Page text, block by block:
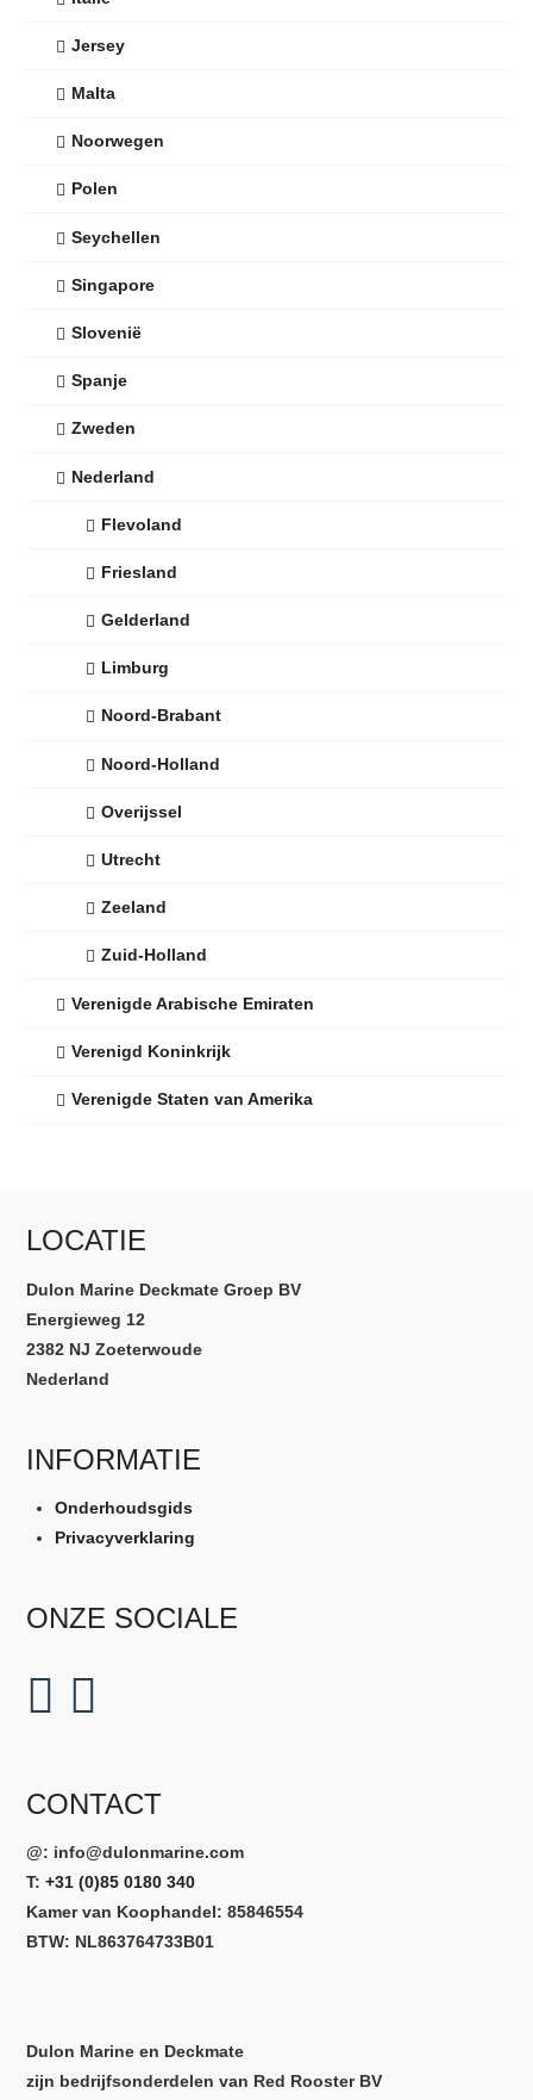
Jersey
Malta
Noorwegen
Polen
Seychellen
Singapore
Slovenië
Spanje
Zweden
Nederland
Flevoland
Friesland
Gelderland
Limburg
Noord-Brabant
Noord-Holland
Overijssel
Utrecht
Zeeland
Zuid-Holland
Verenigde Arabische Emiraten
Verenigd Koninkrijk
Verenigde Staten van Amerika
LOCATIE
Dulon Marine Deckmate Groep BV
Energieweg 12
2382 NJ Zoeterwoude
Nederland
INFORMATIE
Onderhoudsgids
Privacyverklaring
ONZE SOCIALE
CONTACT
@: info@dulonmarine.com
T: +31 (0)85 0180 340
Kamer van Koophandel: 85846554
BTW: NL863764733B01
Dulon Marine en Deckmate
zijn bedrijfsonderdelen van Red Rooster BV